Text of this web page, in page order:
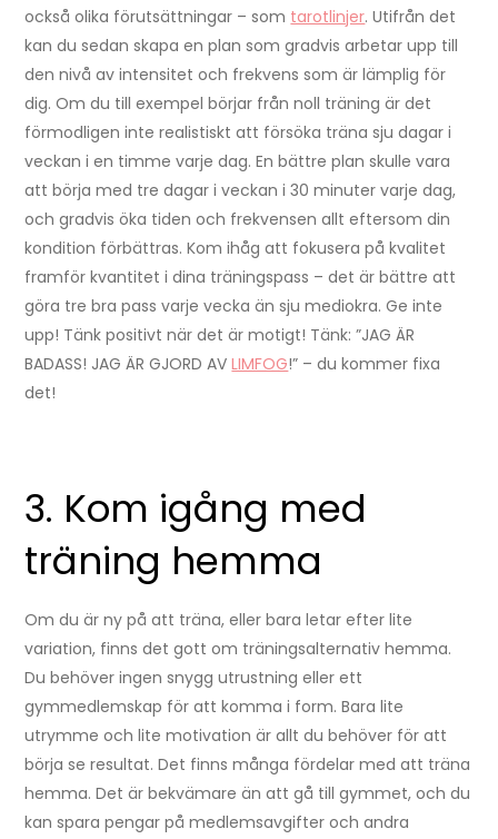
också olika förutsättningar – som tarotlinjer. Utifrån det
kan du sedan skapa en plan som gradvis arbetar upp till
den nivå av intensitet och frekvens som är lämplig för
dig. Om du till exempel börjar från noll träning är det
förmodligen inte realistiskt att försöka träna sju dagar i
veckan i en timme varje dag. En bättre plan skulle vara
att börja med tre dagar i veckan i 30 minuter varje dag,
och gradvis öka tiden och frekvensen allt eftersom din
kondition förbättras. Kom ihåg att fokusera på kvalitet
framför kvantitet i dina träningspass – det är bättre att
göra tre bra pass varje vecka än sju mediokra. Ge inte
upp! Tänk positivt när det är motigt! Tänk: ”JAG ÄR
BADASS! JAG ÄR GJORD AVLIMFOG!” – du kommer fixa
det!
3. Kom igång med
träning hemma
Om du är ny på att träna, eller bara letar efter lite
variation, finns det gott om träningsalternativ hemma.
Du behöver ingen snygg utrustning eller ett
gymmedlemskap för att komma i form. Bara lite
utrymme och lite motivation är allt du behöver för att
börja se resultat. Det finns många fördelar med att träna
hemma. Det är bekvämare än att gå till gymmet, och du
kan spara pengar på medlemsavgifter och andra